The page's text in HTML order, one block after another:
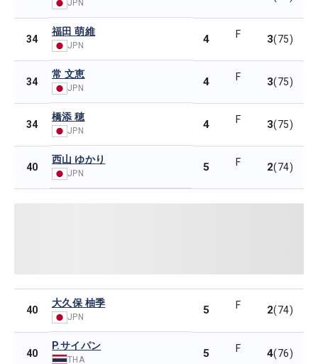
JPN
34
福田 萌維
JPN 4 F 3(75)
34
常 文恵
JPN 4 F 3(75)
34
橋添 穂
JPN 4 F 3(75)
40
西山 ゆかり
JPN 5 F 2(74)
40
大久保 柚季
JPN
5 F 2(74)
40
P.サイパン
THA 5 F 4(76)